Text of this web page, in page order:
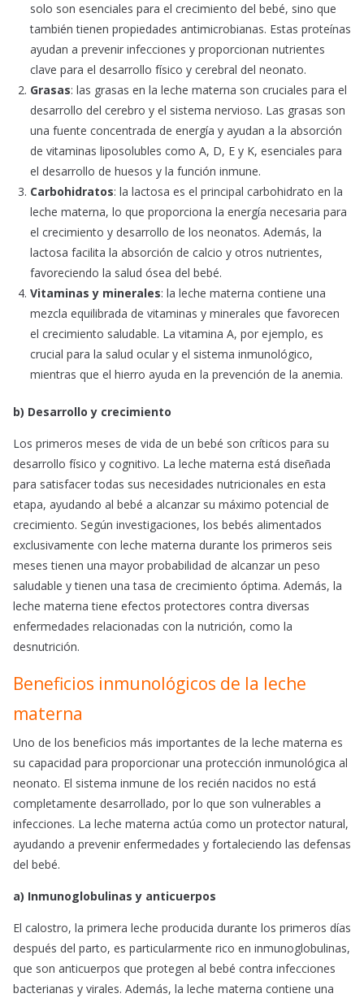
solo son esenciales para el crecimiento del bebé, sino que
también tienen propiedades antimicrobianas. Estas proteínas
ayudan a prevenir infecciones y proporcionan nutrientes
clave para el desarrollo físico y cerebral del neonato.
Grasas: las grasas en la leche materna son cruciales para el
desarrollo del cerebro y el sistema nervioso. Las grasas son
una fuente concentrada de energía y ayudan a la absorción
de vitaminas liposolubles como A, D, E y K, esenciales para
el desarrollo de huesos y la función inmune.
Carbohidratos: la lactosa es el principal carbohidrato en la
leche materna, lo que proporciona la energía necesaria para
el crecimiento y desarrollo de los neonatos. Además, la
lactosa facilita la absorción de calcio y otros nutrientes,
favoreciendo la salud ósea del bebé.
Vitaminas y minerales: la leche materna contiene una
mezcla equilibrada de vitaminas y minerales que favorecen
el crecimiento saludable. La vitamina A, por ejemplo, es
crucial para la salud ocular y el sistema inmunológico,
mientras que el hierro ayuda en la prevención de la anemia.
b) Desarrollo y crecimiento
Los primeros meses de vida de un bebé son críticos para su
desarrollo físico y cognitivo. La leche materna está diseñada
para satisfacer todas sus necesidades nutricionales en esta
etapa, ayudando al bebé a alcanzar su máximo potencial de
crecimiento. Según investigaciones, los bebés alimentados
exclusivamente con leche materna durante los primeros seis
meses tienen una mayor probabilidad de alcanzar un peso
saludable y tienen una tasa de crecimiento óptima. Además, la
leche materna tiene efectos protectores contra diversas
enfermedades relacionadas con la nutrición, como la
desnutrición.
Beneficios inmunológicos de la leche
materna
Uno de los beneficios más importantes de la leche materna es
su capacidad para proporcionar una protección inmunológica al
neonato. El sistema inmune de los recién nacidos no está
completamente desarrollado, por lo que son vulnerables a
infecciones. La leche materna actúa como un protector natural,
ayudando a prevenir enfermedades y fortaleciendo las defensas
del bebé.
a) Inmunoglobulinas y anticuerpos
El calostro, la primera leche producida durante los primeros días
después del parto, es particularmente rico en inmunoglobulinas,
que son anticuerpos que protegen al bebé contra infecciones
bacterianas y virales. Además, la leche materna contiene una